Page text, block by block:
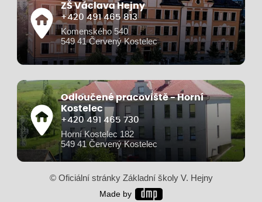
ZŠ Václava Hejny
+420 491 465 813
Komenského 540
549 41 Červený Kostelec
Odloučené pracoviště - Horní
Kostelec
+420 491 465 730
Horní Kostelec 182
549 41 Červený Kostelec
© Oficiální stránky Základní školy V. Hejny
Made by